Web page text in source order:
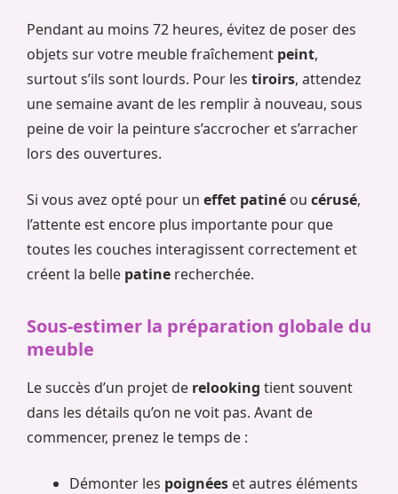
Pendant au moins 72 heures, évitez de poser des
objets sur votre meuble fraîchement peint,
surtout s’ils sont lourds. Pour les tiroirs, attendez
une semaine avant de les remplir à nouveau, sous
peine de voir la peinture s’accrocher et s’arracher
lors des ouvertures.
Si vous avez opté pour un effet patiné ou cérusé,
l’attente est encore plus importante pour que
toutes les couches interagissent correctement et
créent la belle patine recherchée.
Sous-estimer la préparation globale du
meuble
Le succès d’un projet de relooking tient souvent
dans les détails qu’on ne voit pas. Avant de
commencer, prenez le temps de :
Démonter les poignées et autres éléments